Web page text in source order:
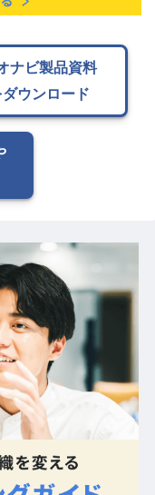
ナビ製品資料
ダウンロード